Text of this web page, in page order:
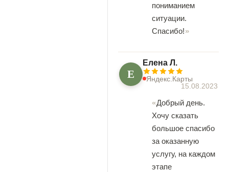
пониманием
ситуации.
Спасибо!
Е
Елена Л.
Яндекс.Карты
15.08.2023
Добрый день.
Хочу сказать
большое спасибо
за оказанную
услугу, на каждом
этапе